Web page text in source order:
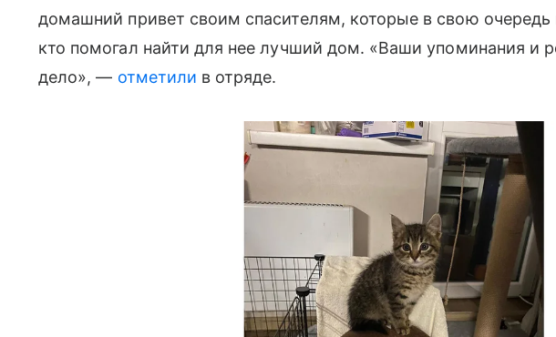
домашний привет своим спасителям, которые в свою очередь
кто помогал найти для нее лучший дом. «Ваши упоминания и
дело», — отметили в отряде.